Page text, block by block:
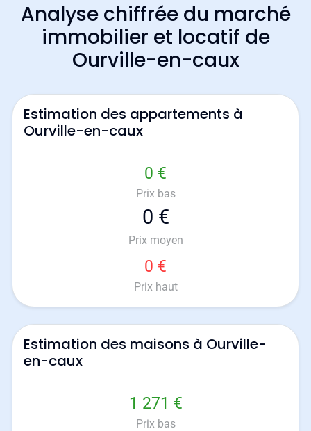
Analyse chiffrée du marché
immobilier et locatif de
Ourville-en-caux
Estimation des appartements à
Ourville-en-caux
0 €
Prix bas
0 €
Prix moyen
0 €
Prix haut
Estimation des maisons à Ourville-
en-caux
1 271 €
Prix bas